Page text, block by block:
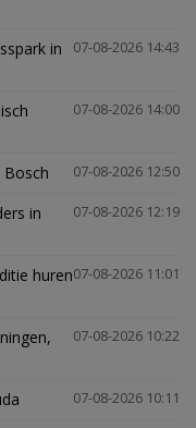
07-08-2026 14:43
in
07-08-2026 14:00
07-08-2026 12:50
07-08-2026 12:19
in
07-08-2026 11:01
huren
07-08-2026 10:22
07-08-2026 10:11